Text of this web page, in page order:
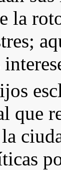
la
que